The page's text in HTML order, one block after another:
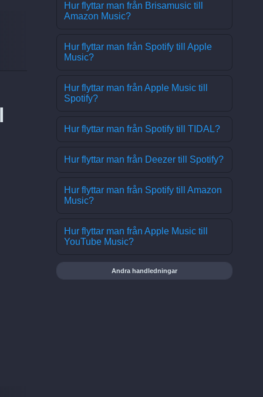
Hur flyttar man från Brisamusic till
Amazon Music?
Hur flyttar man från Spotify till Apple
Music?
Hur flyttar man från Apple Music till
Spotify?
Hur flyttar man från Spotify till TIDAL?
Hur flyttar man från Deezer till Spotify?
Hur flyttar man från Spotify till Amazon
Music?
Hur flyttar man från Apple Music till
YouTube Music?
Andra handledningar